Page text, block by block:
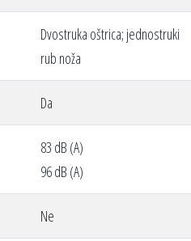
Dvostruka oštrica; jednostruki
rub noža
Da
83 dB (A)
96 dB (A)
Ne